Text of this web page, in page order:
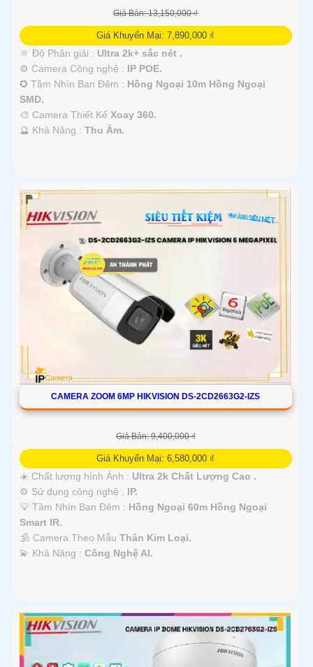
Giá Bán: 13,150,000 ₫
Giá Khuyến Mại: 7,890,000 ₫
🔆 Độ Phân giải : Ultra 2k+ sắc nét .
⚙ Camera Công nghệ : IP POE.
✪ Tầm Nhìn Ban Đêm : Hồng Ngoại 10m Hồng Ngoại
SMD.
🎨 Camera Thiết Kế Xoay 360.
️🔮 Khả Năng : Thu Âm.
CAMERA ZOOM 6MP HIKVISION DS-2CD2663G2-IZS
Giá Bán: 9,400,000 ₫
Giá Khuyến Mại: 6,580,000 ₫
☀️ Chất lượng hình Ảnh : Ultra 2k Chất Lượng Cao .
⚙ Sử dụng công nghệ : IP.
💡 Tầm Nhìn Ban Đêm : Hồng Ngoại 60m Hồng Ngoại
Smart IR.
🕉️ Camera Theo Mẫu Thân Kim Loại.
️💫 Khả Năng : Công Nghệ AI.